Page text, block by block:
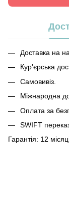
Доставка на
Кур'єрська
Самовивіз.
Міжнародна
Оплата за
SWIFT
Гарантія: 12